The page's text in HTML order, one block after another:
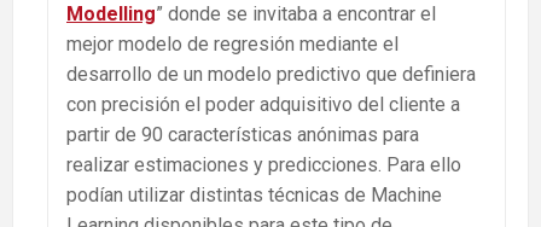
Modelling” donde se invitaba a encontrar el
mejor modelo de regresión mediante el
desarrollo de un modelo predictivo que definiera
con precisión el poder adquisitivo del cliente a
partir de 90 características anónimas para
realizar estimaciones y predicciones. Para ello
podían utilizar distintas técnicas de Machine